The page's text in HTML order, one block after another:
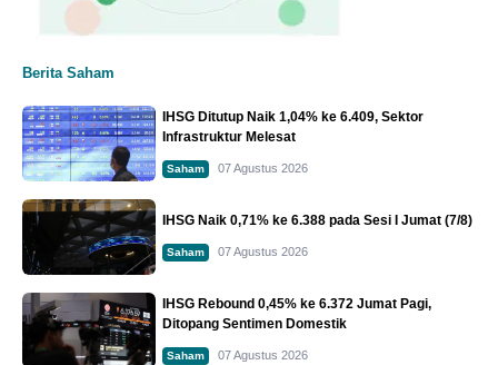
Berita Saham
IHSG Ditutup Naik 1,04% ke 6.409, Sektor
Infrastruktur Melesat
Saham 07 Agustus 2026
IHSG Naik 0,71% ke 6.388 pada Sesi I Jumat (7/8)
Saham 07 Agustus 2026
IHSG Rebound 0,45% ke 6.372 Jumat Pagi,
Ditopang Sentimen Domestik
Saham 07 Agustus 2026